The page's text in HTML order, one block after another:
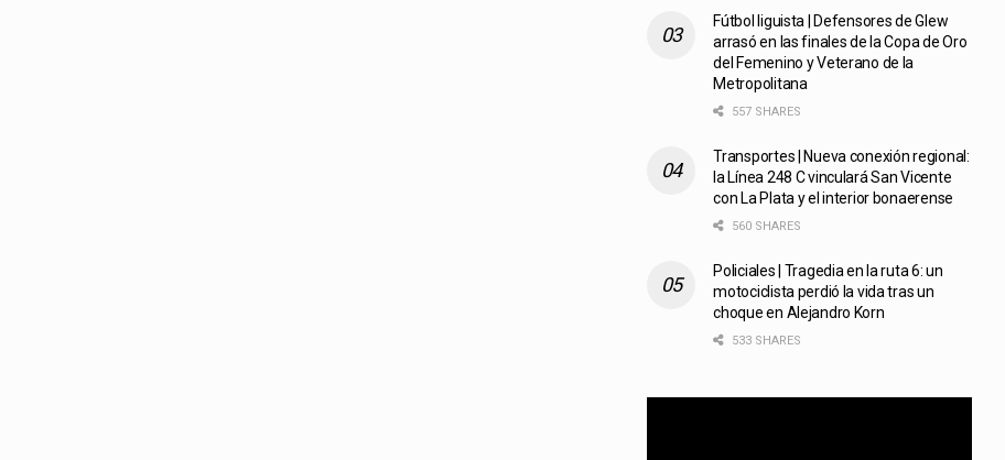
Fútbol liguista | Defensores de Glew
arrasó en las finales de la Copa de Oro
del Femenino y Veterano de la
Metropolitana
557 SHARES
Transportes | Nueva conexión regional:
la Línea 248 C vinculará San Vicente
con La Plata y el interior bonaerense
560 SHARES
Policiales | Tragedia en la ruta 6: un
motociclista perdió la vida tras un
choque en Alejandro Korn
533 SHARES